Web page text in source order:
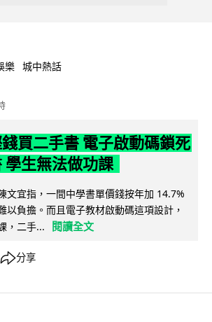
樂 城中熱話
買二手書 電子啟動碼鎖死
學生無法做功課
文宜指，一間中學書單價錢按年加 14.7%
以負擔。而且電子教材啟動碼這項設計，
，二手...
閱讀全文
分享